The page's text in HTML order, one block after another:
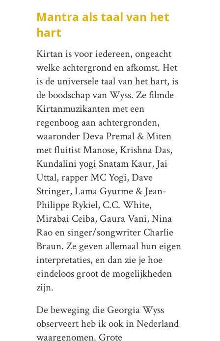
Mantra als taal van het
hart
Kirtan is voor iedereen, ongeacht
welke achtergrond en afkomst. Het
is de universele taal van het hart, is
de boodschap van Wyss. Ze filmde
Kirtanmuzikanten met een
regenboog aan achtergronden,
waaronder Deva Premal & Miten
met fluitist Manose, Krishna Das,
Kundalini yogi Snatam Kaur, Jai
Uttal, rapper MC Yogi, Dave
Stringer, Lama Gyurme & Jean-
Philippe Rykiel, C.C. White,
Mirabai Ceiba, Gaura Vani, Nina
Rao en singer/songwriter Charlie
Braun. Ze geven allemaal hun eigen
interpretaties, en dan zie je hoe
eindeloos groot de mogelijkheden
zijn.
De beweging die Georgia Wyss
observeert heb ik ook in Nederland
waargenomen. Grote